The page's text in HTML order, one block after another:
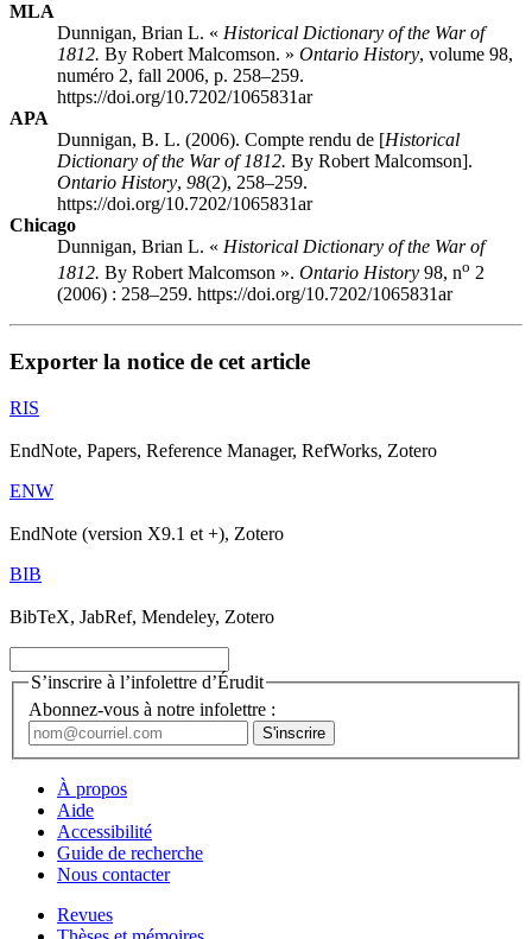
MLA
Dunnigan, Brian L. « Historical Dictionary of the War of
1812. By Robert Malcomson. » Ontario History, volume 98,
numéro 2, fall 2006, p. 258–259.
https://doi.org/10.7202/1065831ar
APA
Dunnigan, B. L. (2006). Compte rendu de [Historical
Dictionary of the War of 1812. By Robert Malcomson].
Ontario History, 98(2), 258–259.
https://doi.org/10.7202/1065831ar
Chicago
Dunnigan, Brian L. « Historical Dictionary of the War of
1812. By Robert Malcomson ». Ontario History 98, no 2
(2006) : 258–259. https://doi.org/10.7202/1065831ar
Exporter la notice de cet article
RIS
EndNote, Papers, Reference Manager, RefWorks, Zotero
ENW
EndNote (version X9.1 et +), Zotero
BIB
BibTeX, JabRef, Mendeley, Zotero
S’inscrire à l’infolettre d’Érudit
Abonnez-vous à notre infolettre :
À propos
Aide
Accessibilité
Guide de recherche
Nous contacter
Revues